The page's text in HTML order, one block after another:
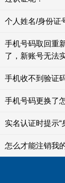
个人姓名/身份证
手机号码取回重
了，新账号无法
手机收不到验证
手机号码更换了
实名认证时提示“
怎么才能注销我